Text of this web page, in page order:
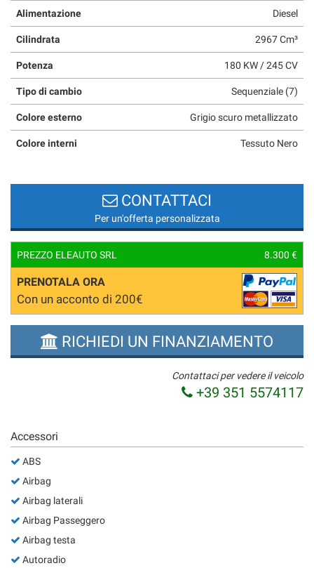
Alimentazione Diesel
Cilindrata 2967 Cm³
Potenza 180 KW / 245 CV
Tipo di cambio Sequenziale (7)
Colore esterno Grigio scuro metallizzato
Colore interni Tessuto Nero
CONTATTACI
Per un'offerta personalizzata
PREZZO ELEAUTO SRL 8.300 €
PRENOTALA ORA
Con un acconto di 200€
RICHIEDI UN FINANZIAMENTO
Contattaci per vedere il veicolo
+39 351 5574117
Accessori
ABS
Airbag
Airbag laterali
Airbag Passeggero
Airbag testa
Autoradio